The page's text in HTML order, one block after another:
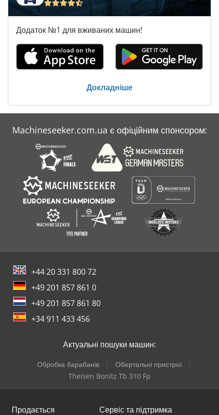
Додаток №1 для вживаних машин!
Докладніше
Machineseeker.com.ua є офіційним спонсором:
+44 20 331 800 72
+49 201 857 861 0
+49 201 857 861 80
+34 911 433 456
Актуальні пошуки машин:
Обробка барабанів
Обертальні пристрої
Theisen Bonitz Tb 310 Fp
Продається Сервіс та підтримка